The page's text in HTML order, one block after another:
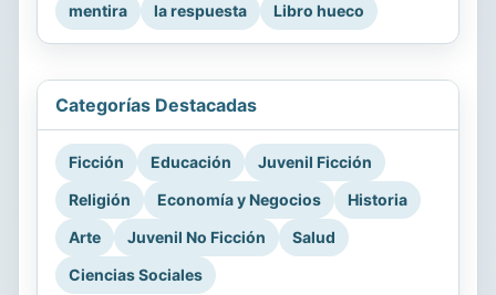
mentira
la respuesta Libro hueco
Categorías Destacadas
Ficción Educación
Juvenil Ficción
Religión
Economía y Negocios
Historia
Arte
Juvenil No Ficción
Salud
Ciencias Sociales